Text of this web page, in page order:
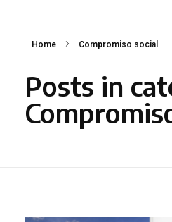
Home Compromiso social
Posts in